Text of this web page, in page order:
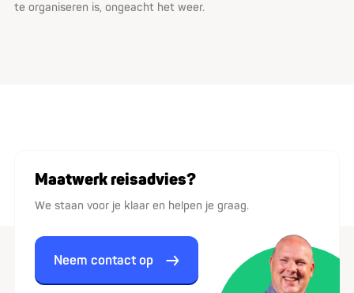
te organiseren is, ongeacht het weer.
Maatwerk reisadvies?
We staan voor je klaar en helpen je graag.
Neem contact op